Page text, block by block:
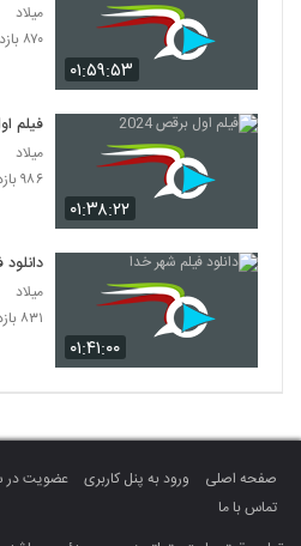
۰۱:۵۹:۵۳
میلاد
۸۷۰ بازدید
۰۱:۳۸:۲۲
فیلم
میلاد
۹۸۶ بازدید
۰۱:۴۱:۰۰
میلاد
۸۳۱ بازدید
صفحه اصلی ورود به پنل کاربری عضویت در
تماس با ما